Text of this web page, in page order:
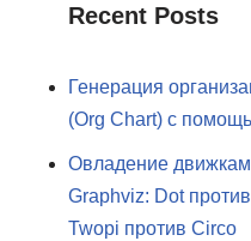
Recent Posts
Генерация
(Org Chart) с
Овладение
Graphviz: Dot
Twopi против Circo